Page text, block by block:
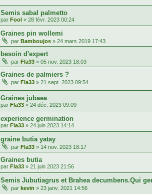
Semis sabal palmetto
par Fool » 28 févr. 2023 00:24
Graines pin wollemi
par Bamboujos » 24 mars 2019 17:43
besoin d'expert
par Fla33 » 05 nov. 2023 18:03
Graines de palmiers ?
par Fla33 » 21 sept. 2023 09:54
Graines jubaea
par Fla33 » 24 déc. 2023 09:09
experience germination
par Fla33 » 24 juin 2023 14:14
graine butia yatay
par Fla33 » 14 nov. 2023 18:17
Graines butia
par Fla33 » 21 juin 2023 21:56
Semis Jubutiagrus et Brahea decumbens.Qui
par kevin » 23 janv. 2021 14:56